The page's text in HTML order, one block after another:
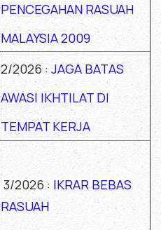
PENCEGAHAN RASUAH
MALAYSIA 2009
2/2026 : JAGA BATAS
AWASI IKHTILAT DI
TEMPAT KERJA
3/2026 :IKRAR BEBAS
RASUAH